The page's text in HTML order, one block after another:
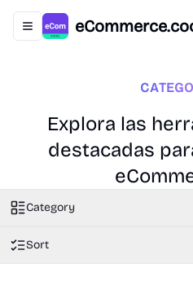
Abrir menú de navegación
Explora las
destacadas
Category
Sort